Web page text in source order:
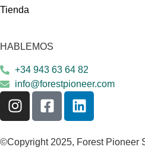
Tienda
HABLEMOS
+34 943 63 64 82
info@forestpioneer.com
©Copyright 2025, Forest Pioneer